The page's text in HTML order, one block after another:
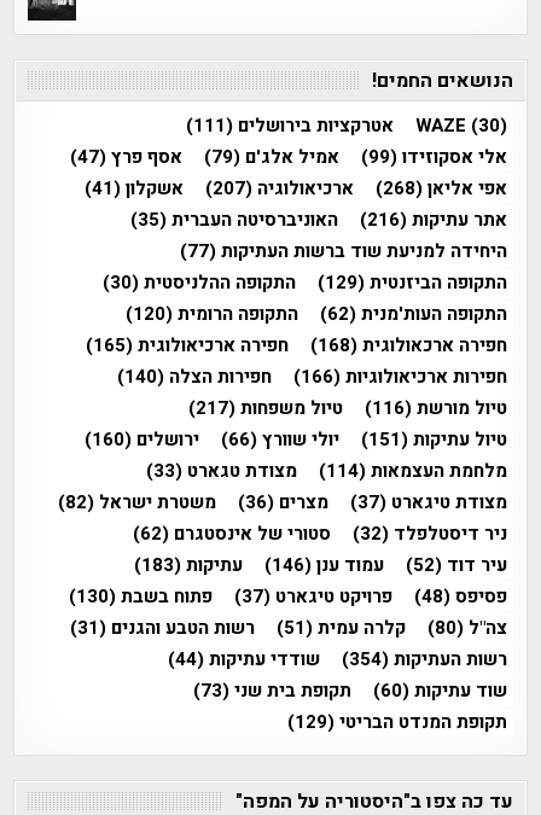
הנושאים החמים!
WAZE (30) אטרקציות בירושלים (111)
אלי אסקוזידו(99) אמיל אלג'ם (79) אסף פרץ(47)
אפי אליאן(268) ארכיאולוגיה (207) אשקלון(41)
אתר עתיקות(216) האוניברסיטה העברית(35)
היחידה למניעת שוד ברשות העתיקות(77)
התקופה הביזנטית(129) התקופה ההלניסטית(30)
התקופה העות'מנית(62) התקופה הרומית(120)
חפירה ארכאולוגית(168) חפירה ארכיאולוגית(165)
חפירות ארכיאולוגיות(166) חפירות הצלה (140)
טיול מורשת(116) טיול משפחות(217)
טיול עתיקות(151) יולי שוורץ(66) ירושלים (160)
מלחמת העצמאות(114) מצודת טגארט (33)
מצודת טיגארט (37) מצרים (36) משטרת ישראל (82)
ניר דיסטלפלד (32) סטורי של אינסטגרם (62)
עיר דוד (52) עמוד ענן(146) עתיקות(183)
פסיפס(48) פרויקט טיגארט (37) פתוח בשבת(130)
צה"ל (80) קלרה עמית(51) רשות הטבע והגנים (31)
רשות העתיקות(354) שודדי עתיקות(44)
שוד עתיקות(60) תקופת בית שני(73)
תקופת המנדט הבריטי(129)
עד כה צפו ב"היסטוריה על המפה"